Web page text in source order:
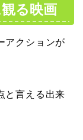
る映画
アクションが
と言える出来